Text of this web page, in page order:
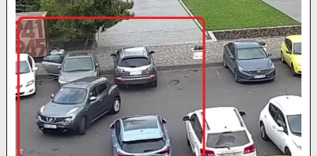
積
も
っ
た
交
差
出
会